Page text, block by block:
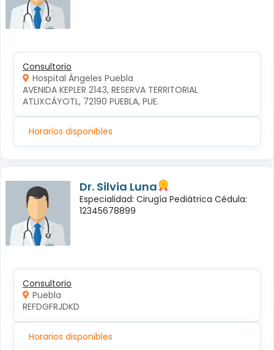
Consultorio
Hospital Ángeles Puebla
AVENIDA KEPLER 2143, RESERVA TERRITORIAL
ATLIXCÁYOTL, 72190 PUEBLA, PUE.
Horarios disponibles
Dr. Silvia Luna
Especialidad: Cirugía Pediátrica Cédula:
12345678899
Consultorio
Puebla
REFDGFRJDKD
Horarios disponibles